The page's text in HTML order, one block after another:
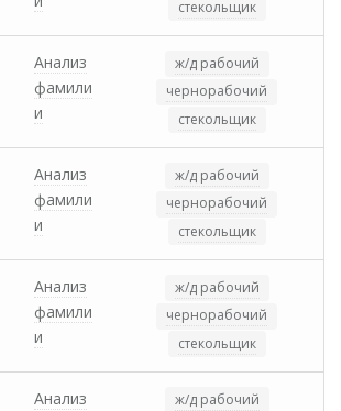
стекольщик
Анализ
фамили
и
ж/д рабочий
чернорабочий
стекольщик
Анализ
фамили
и
ж/д рабочий
чернорабочий
стекольщик
Анализ
фамили
и
ж/д рабочий
чернорабочий
стекольщик
Анализ
ж/д рабочий